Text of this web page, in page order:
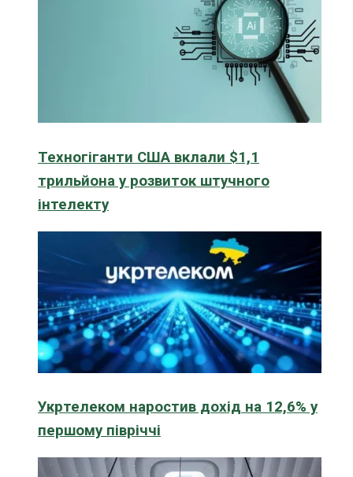
Техногіганти США вклали $1,1
трильйона у розвиток штучного
інтелекту
Укртелеком наростив дохід на 12,6% у
першому півріччі